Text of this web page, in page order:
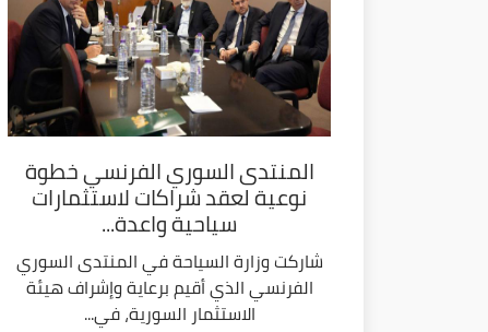
المنتدى السوري الفرنسي خطوة
نوعية لعقد شراكات لاستثمارات
سياحية واعدة...
شاركت وزارة السياحة في المنتدى السوري
الفرنسي الذي أقيم برعاية وإشراف هيئة
الاستثمار السورية، في...